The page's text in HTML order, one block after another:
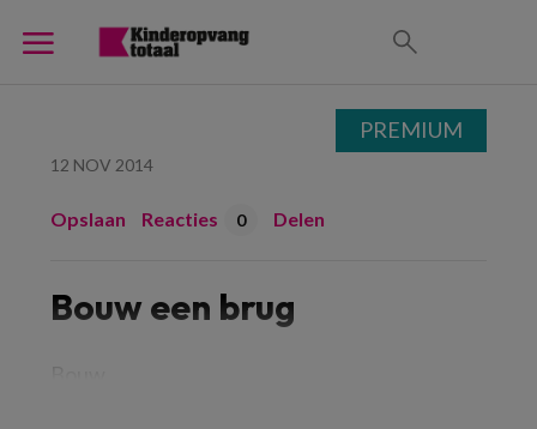
12 NOV 2014
Opslaan Reacties 0 Delen
Bouw een brug
PREMIUM